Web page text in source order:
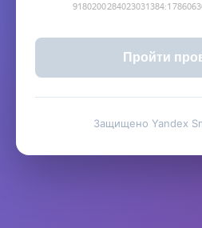
Пройти
Защищено Yandex